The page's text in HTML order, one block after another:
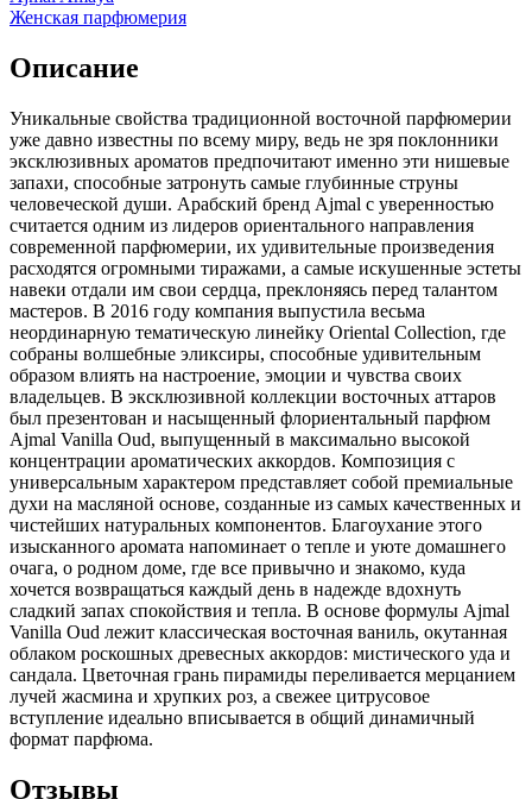
Женская парфюмерия
Описание
Уникальные свойства традиционной восточной парфюмерии
уже давно известны по всему миру, ведь не зря поклонники
эксклюзивных ароматов предпочитают именно эти нишевые
запахи, способные затронуть самые глубинные струны
человеческой души. Арабский бренд Ajmal с уверенностью
считается одним из лидеров ориентального направления
современной парфюмерии, их удивительные произведения
расходятся огромными тиражами, а самые искушенные эстеты
навеки отдали им свои сердца, преклоняясь перед талантом
мастеров. В 2016 году компания выпустила весьма
неординарную тематическую линейку Oriental Collection, где
собраны волшебные эликсиры, способные удивительным
образом влиять на настроение, эмоции и чувства своих
владельцев. В эксклюзивной коллекции восточных аттаров
был презентован и насыщенный флориентальный парфюм
Ajmal Vanilla Oud, выпущенный в максимально высокой
концентрации ароматических аккордов. Композиция с
универсальным характером представляет собой премиальные
духи на масляной основе, созданные из самых качественных и
чистейших натуральных компонентов. Благоухание этого
изысканного аромата напоминает о тепле и уюте домашнего
очага, о родном доме, где все привычно и знакомо, куда
хочется возвращаться каждый день в надежде вдохнуть
сладкий запах спокойствия и тепла. В основе формулы Ajmal
Vanilla Oud лежит классическая восточная ваниль, окутанная
облаком роскошных древесных аккордов: мистического уда и
сандала. Цветочная грань пирамиды переливается мерцанием
лучей жасмина и хрупких роз, а свежее цитрусовое
вступление идеально вписывается в общий динамичный
формат парфюма.
Отзывы